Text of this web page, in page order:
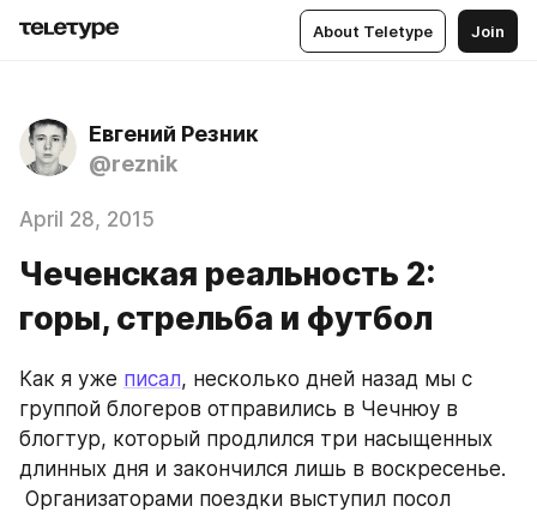
About Teletype Join
Евгений Резник
@reznik
April 28, 2015
Чеченская реальность 2:
горы, стрельба и футбол
Как я уже писал, несколько дней назад мы с
группой блогеров отправились в Чечнюу в
блогтур, который продлился три насыщенных
длинных дня и закончился лишь в воскресенье.
Организаторами поездки выступил посол